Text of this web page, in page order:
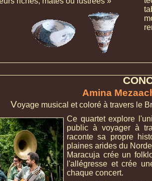
Ce quartet explore
public à voyager à
raconte sa propre
plaines arides du
Maracuja crée un
l'allégresse et crée
chaque concert.
Amina
Voyage musical et coloré à travers le